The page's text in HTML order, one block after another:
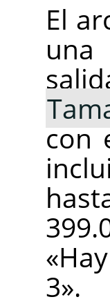
El
una
con
3».